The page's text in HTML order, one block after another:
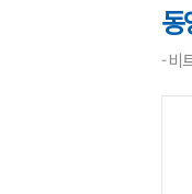
동
- 비